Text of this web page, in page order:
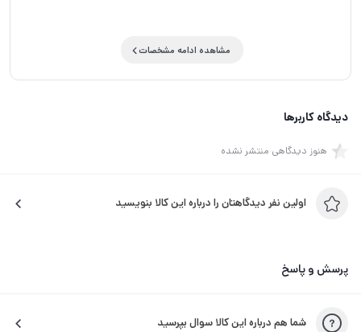
مشاهده ادامه مشخصات
دیدگاه کاربرها
هنوز دیدگاهی منتشر نشده
اولین نفر دیدگاهتان را درباره این کالا بنویسید
پرسش و پاسخ
شما هم درباره این کالا سوال بپرسید